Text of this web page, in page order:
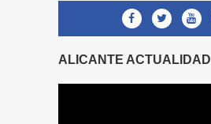
ALICANTE ACTUALIDAD